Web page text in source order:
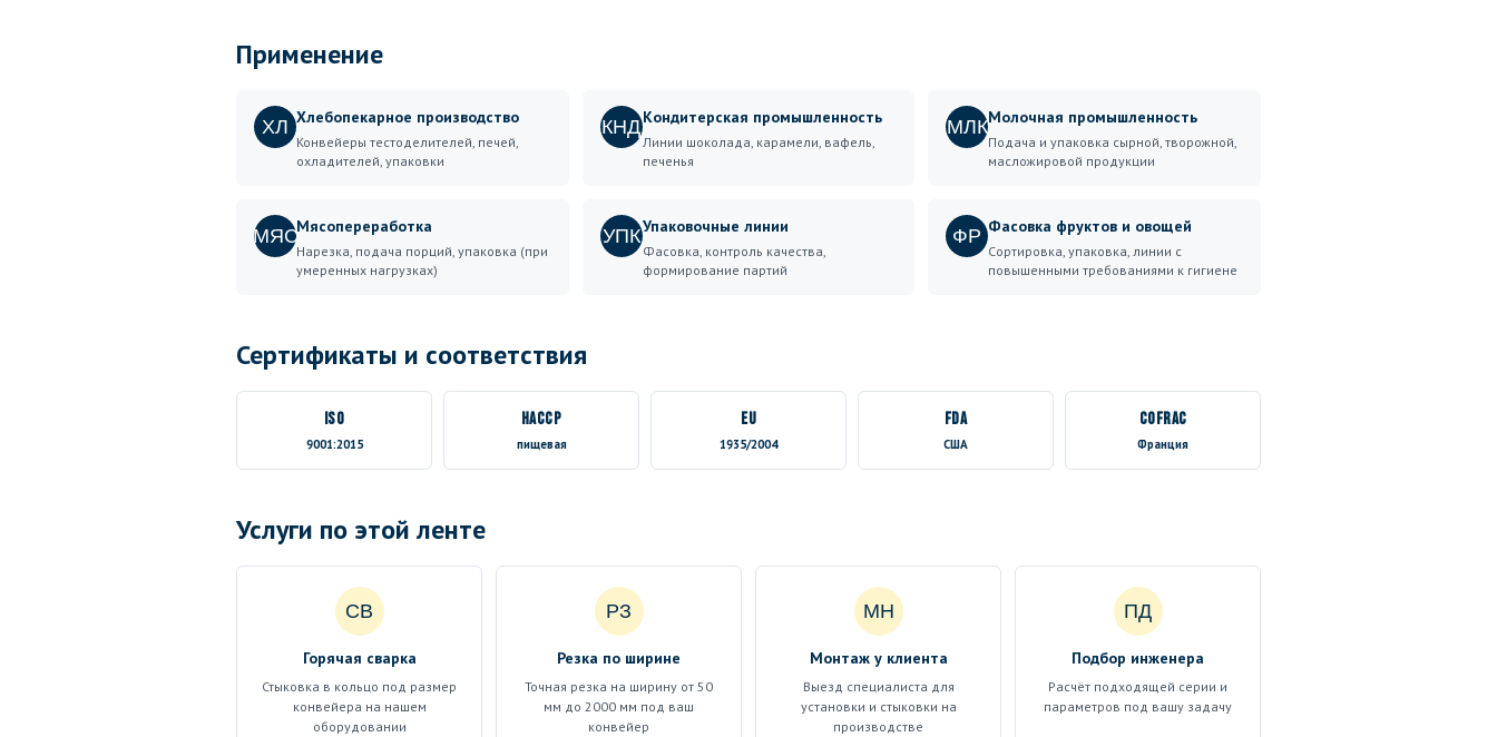
Применение
ХЛ Хлебопекарное производство
Конвейеры тестоделителей, печей,
охладителей, упаковки
КНДКондитерская промышленность
Линии шоколада, карамели, вафель,
печенья
МЛКМолочная промышленность
Подача и упаковка сырной, творожной,
масложировой продукции
МЯСМясопереработка
Нарезка, подача порций, упаковка (при
умеренных нагрузках)
УПКУпаковочные линии
Фасовка, контроль качества,
формирование партий
ФР Фасовка фруктов и овощей
Сортировка, упаковка, линии с
повышенными требованиями к гигиене
Сертификаты и соответствия
ISO
9001:2015
HACCP
пищевая
EU
1935/2004
FDA
США
COFRAC
Франция
Услуги по этой ленте
СВ
Горячая сварка
Стыковка в кольцо под размер
конвейера на нашем
оборудовании
РЗ
Резка по ширине
Точная резка на ширину от 50
мм до 2000 мм под ваш
конвейер
МН
Монтаж у клиента
Выезд специалиста для
установки и стыковки на
производстве
ПД
Подбор инженера
Расчёт подходящей серии и
параметров под вашу задачу